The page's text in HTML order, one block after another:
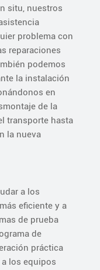
situ, nuestros
problema con
reparaciones
podemos
la instalación
en
de la
transporte hasta
la nueva
a los
eficiente y a
de prueba
de
práctica
los equipos